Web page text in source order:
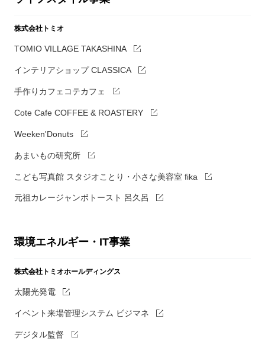
株式会社トミオ
TOMIO VILLAGE TAKASHINA
インテリアショップ CLASSICA
手作りカフェコテカフェ
Cote Cafe COFFEE & ROASTERY
Weeken'Donuts
あまいもの研究所
こども写真館 スタジオことり・小さな美容室 fika
元祖カレージャンボトースト 呂久呂
環境エネルギー・IT事業
株式会社トミオホールディングス
太陽光発電
イベント来場管理システム ビジマネ
デジタル監督